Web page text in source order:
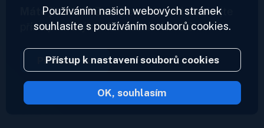
Máte již účet?Zadejte svůj profil a získejte
přístup ke svým informačním kanálům.
Přihlásit se
2023 © Inoreader
Používáním našich webových stránek
souhlasíte s používáním souborů cookies.
Přístup k nastavení souborů cookies
OK, souhlasím